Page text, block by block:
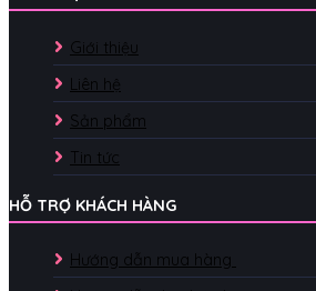
Giới thiệu
Liên hệ
Sản phẩm
Tin tức
HỖ TRỢ KHÁCH HÀNG
Hướng dẫn mua hàng